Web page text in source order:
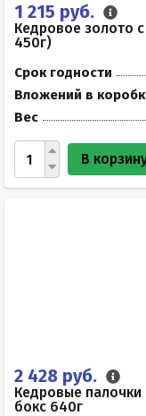
1 215 руб.
Кедровое золото
450г)
Срок годности
Вложений в
Вес
В
2 428 руб.
Кедровые
бокс 640г